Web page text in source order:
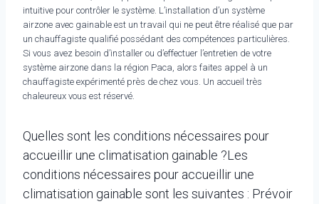
intuitive pour contrôler le système. L’installation d’un système
airzone avec gainable est un travail qui ne peut être réalisé que par
un chauffagiste qualifié possédant des compétences particulières.
Si vous avez besoin d’installer ou d’effectuer l’entretien de votre
système airzone dans la région Paca, alors faites appel à un
chauffagiste expérimenté près de chez vous. Un accueil très
chaleureux vous est réservé.
Quelles sont les conditions nécessaires pour
accueillir une climatisation gainable ?Les
conditions nécessaires pour accueillir une
climatisation gainable sont les suivantes : Prévoir